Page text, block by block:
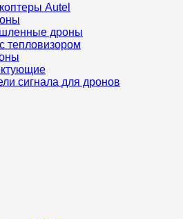
Autel
дроны
тепловизором
сигнала для дронов